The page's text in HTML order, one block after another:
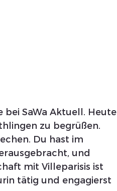
SaWa Aktuell. Heute
zu begrüßen.
Du hast im
und
mit Villeparisis ist
tätig und engagierst